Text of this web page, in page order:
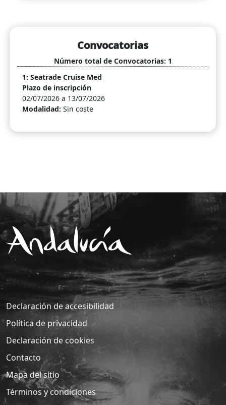
Convocatorias
Número total de Convocatorias: 1
1: Seatrade Cruise Med
Plazo de inscripción
02/07/2026 a 13/07/2026
Modalidad: Sin coste
Declaración de accesibilidad
Política de privacidad
Declaración de cookies
Contacto
Mapa del sitio
Términos y condiciones